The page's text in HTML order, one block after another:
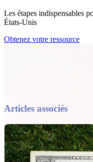
Les étapes indispensables
États-Unis
Obtenez votre ressource
Articles associés